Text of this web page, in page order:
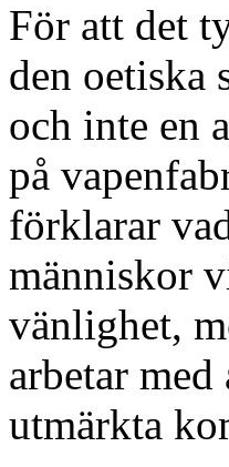
För att det
den oetiska
och inte en
på
förklarar
människor
vänlighet,
arbetar
utmärkta